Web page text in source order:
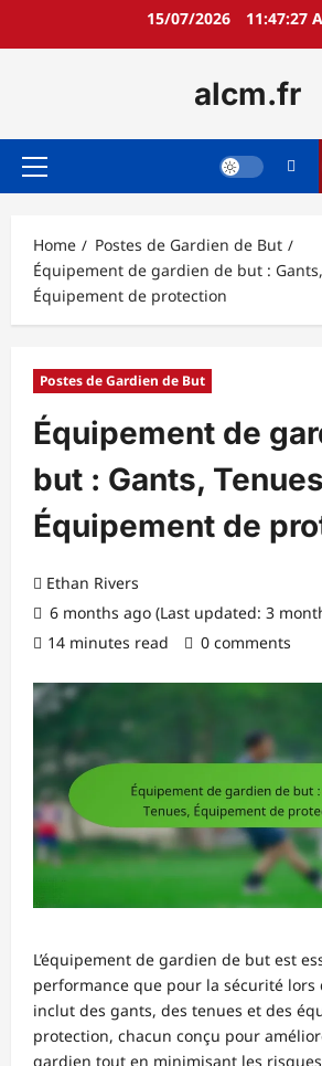
15/07/2026 11:47:29
alcm.fr
Primary
Home
Postes de Gardien de But
Équipement de gardien de but :
Équipement de protection
Postes de Gardien de But
Équipement de
but : Gants,
Équipement de
Ethan Rivers
6 months ago (Last updated: 3
14 minutes read
0 comments
L’équipement de gardien de but est
performance que pour la sécurité lors
inclut des gants, des tenues et des
protection, chacun conçu pour
gardien tout en minimisant les